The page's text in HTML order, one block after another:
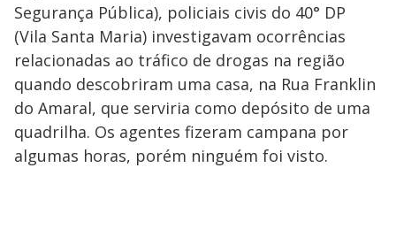
Segurança Pública), policiais civis do 40° DP
(Vila Santa Maria) investigavam ocorrências
relacionadas ao tráfico de drogas na região
quando descobriram uma casa, na Rua Franklin
do Amaral, que serviria como depósito de uma
quadrilha. Os agentes fizeram campana por
algumas horas, porém ninguém foi visto.